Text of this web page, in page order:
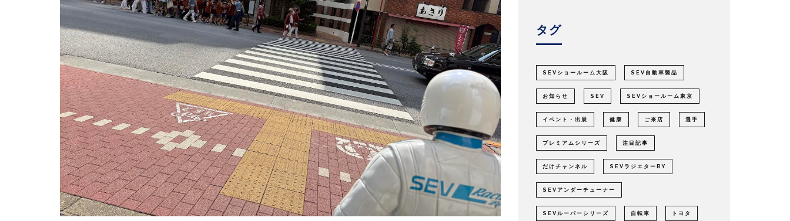
タグ
SEVショールーム大阪 SEV自動車製品
お知らせ SEV SEVショールーム東京
イベント・出展 健康 ご来店 選手
プレミアムシリーズ 注目記事
だけチャンネル SEVラジエターBY
SEVアンダーチューナー
SEVルーパーシリーズ 自転車 トヨタ